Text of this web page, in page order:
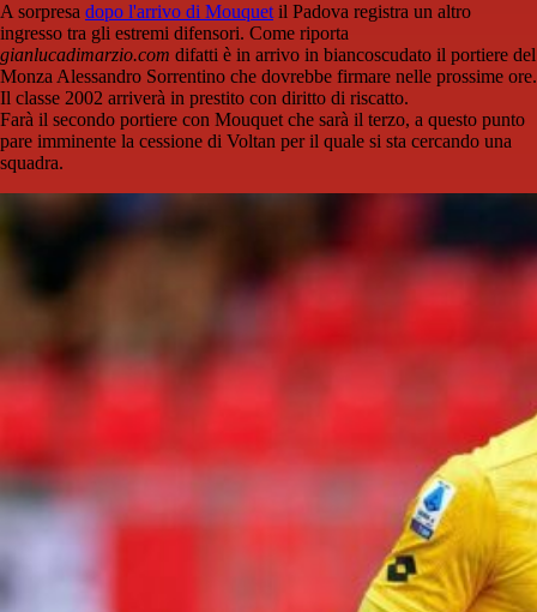
A sorpresa dopo l'arrivo di Mouquet il Padova registra un altro
ingresso tra gli estremi difensori. Come riporta
gianlucadimarzio.com difatti è in arrivo in biancoscudato il portiere del
Monza Alessandro Sorrentino che dovrebbe firmare nelle prossime ore.
Il classe 2002 arriverà in prestito con diritto di riscatto.
Farà il secondo portiere con Mouquet che sarà il terzo, a questo punto
pare imminente la cessione di Voltan per il quale si sta cercando una
squadra.